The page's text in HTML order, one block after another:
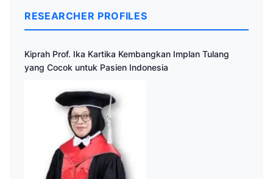
RESEARCHER PROFILES
Kiprah Prof. Ika Kartika Kembangkan Implan Tulang
yang Cocok untuk Pasien Indonesia